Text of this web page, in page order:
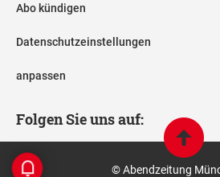
Abo kündigen
Datenschutzeinstellungen
anpassen
Folgen Sie uns auf:
© Abendzeitung